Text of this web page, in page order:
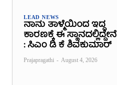
LEAD NEWS
ನಾನು ತಾಳ್ಮೆಯಿಂದ ಇದ್ದ
ಕಾರಣಕ್ಕೆ ಈ ಸ್ಥಾನದಲ್ಲಿದ್ದೇನೆ
: ಸಿಎಂ ಡಿ ಕೆ ಶಿವಕುಮಾರ್
Prajapragathi - August 4, 2026